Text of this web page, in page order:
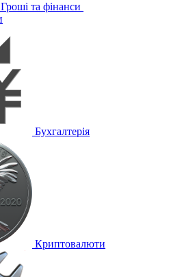
Гроші та фінанси
Бухгалтерія
Криптовалюти